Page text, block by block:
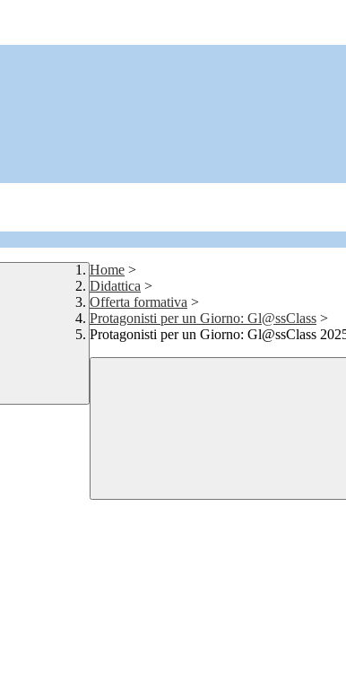
Home >
Didattica >
Offerta formativa >
Protagonisti per un Giorno: Gl@ssClass >
Protagonisti per un Giorno: Gl@ssClass